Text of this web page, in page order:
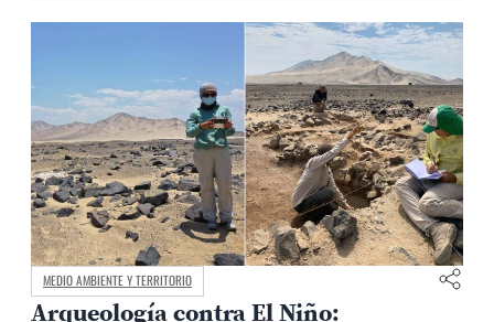
MEDIO AMBIENTE Y TERRITORIO
Arqueología contra El Niño: